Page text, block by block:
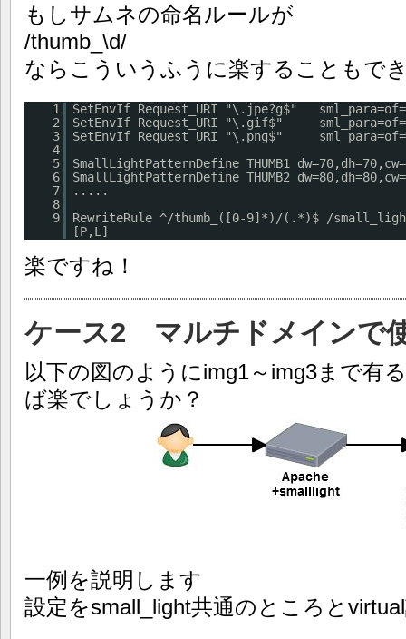
もしサムネの命名ルールが
/thumb_\d/
ならこういうふうに楽することもで
1
SetEnvIf Request_URI "\.jpe?g$"
2
SetEnvIf Request_URI "\.gif$"
3
SetEnvIf Request_URI "\.png$"
4
5
SmallLightPatternDefine THUMB1
6
SmallLightPatternDefine THUMB2
7
.....
8
9
RewriteRule ^/thumb_([0-9]*)/(.*)$ /
[P,L]
楽ですね！
ケース2 マルチドメインで
以下の図のようにimg1～img3まで有
ば楽でしょうか？
一例を説明します
設定をsmall_light共通のところと